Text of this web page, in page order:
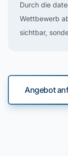
Durch die
Wettbewerb
sichtbar,
Angebot